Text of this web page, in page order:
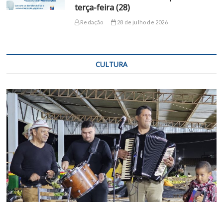
terça-feira (28)
Redação 28 de julho de 2026
CULTURA